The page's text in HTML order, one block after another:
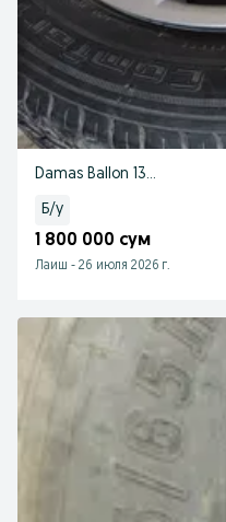
Damas Ballon 13...
Б/у
1 800 000 сум
Лаиш - 26 июля 2026 г.